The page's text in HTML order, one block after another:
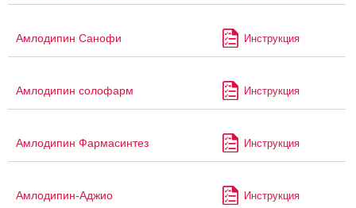
Амлодипин Санофи Инструкция
Амлодипин солофарм Инструкция
Амлодипин Фармасинтез Инструкция
Амлодипин-Аджио Инструкция